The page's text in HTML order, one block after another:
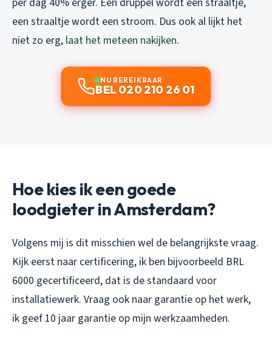
een straaltje wordt een stroom. Dus ook al lijkt het
niet zo erg, laat het meteen nakijken.
NU BEREIKBAAR
BEL 020 210 26 01
Hoe kies ik een goede
loodgieter in Amsterdam?
Volgens mij is dit misschien wel de belangrijkste vraag.
Kijk eerst naar certificering, ik ben bijvoorbeeld BRL
6000 gecertificeerd, dat is de standaard voor
installatiewerk. Vraag ook naar garantie op het werk,
ik geef 10 jaar garantie op mijn werkzaamheden.